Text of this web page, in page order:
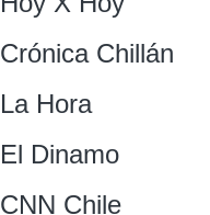
Crónica Chillán
La Hora
El Dinamo
CNN Chile